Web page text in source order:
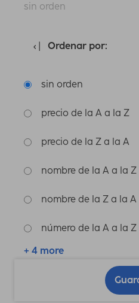
sin orden
Ordenar por:
sin orden
precio de la A a la Z
precio de la Z a la A
nombre de la A a la Z
nombre de la Z a la A
número de la A a la Z
+ 4 more